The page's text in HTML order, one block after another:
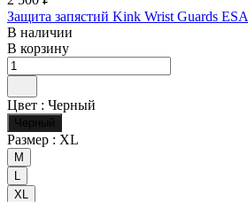
Защита запястий Kink Wrist Guards ESA
В наличии
В корзину
Цвет : Черный
Черный
Размер : XL
M
XL